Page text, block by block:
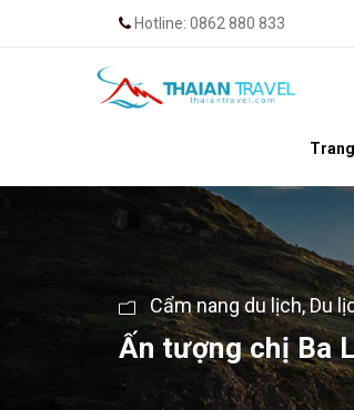
Hotline: 0862 880 833
Cẩm nang du lịch,Du
Ấn tượng chị Ba